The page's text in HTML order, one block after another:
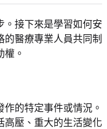
。接下來是學習如何安
醫療專業人員共同制
權。
的特定事件或情況。
高壓、重大的生活變化